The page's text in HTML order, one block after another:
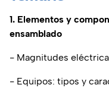
1. Elementos y
ensamblado
- Magnitudes
- Equipos: tipos y